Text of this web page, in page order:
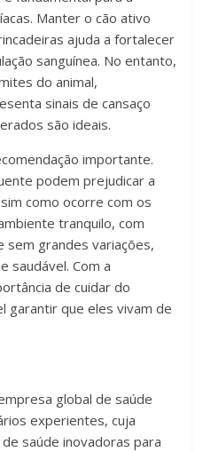
Manter o cão ativo
ajuda a fortalecer
sanguínea. No entanto,
do animal,
sinais de cansaço
são ideais.
importante.
podem prejudicar a
como ocorre com os
tranquilo, com
sem grandes variações,
saudável. Com a
de cuidar do
garantir que eles vivam de
global de saúde
experientes, cuja
saúde inovadoras para